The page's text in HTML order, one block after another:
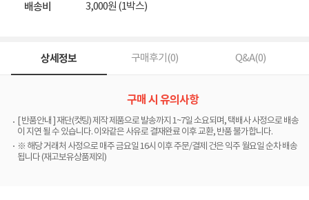
배송비 3,000원 (1박스)
상세정보 구매후기(0) Q&A(0)
구매 시 유의사항
[ 반품안내 ] 재단(컷팅) 제작 제품으로 발송까지 1~7일 소요되며, 택배사 사정으로 배송
이 지연 될 수 있습니다. 이와같은 사유로 결재완료 이후 교환, 반품 불가합니다.
※ 해당 거래처 사정으로 매주 금요일 16시 이후 주문/결제 건은 익주 월요일 순차 배송
됩니다 (재고보유상품제외)